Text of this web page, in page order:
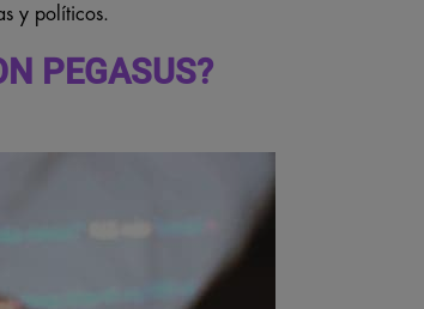
y políticos.
PEGASUS?